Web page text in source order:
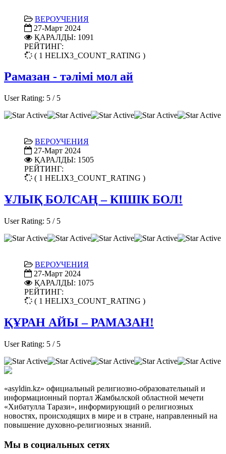
ВЕРОУЧЕНИЯ
27-Март 2024
ҚАРАЛДЫ: 1091
РЕЙТИНГ:
( 1 HELIX3_COUNT_RATING )
Рамазан - тәлімі мол ай
User Rating: 5 / 5
ВЕРОУЧЕНИЯ
27-Март 2024
ҚАРАЛДЫ: 1505
РЕЙТИНГ:
( 1 HELIX3_COUNT_RATING )
ҰЛЫҚ БОЛСАҢ – КІШІК БОЛ!
User Rating: 5 / 5
ВЕРОУЧЕНИЯ
27-Март 2024
ҚАРАЛДЫ: 1075
РЕЙТИНГ:
( 1 HELIX3_COUNT_RATING )
ҚҰРАН АЙЫ – РАМАЗАН!
User Rating: 5 / 5
«asyldin.kz» официальный религиозно-образовательный и
информационный портал Жамбылской областной мечети
«Хибатулла Тарази», информирующий о религиозных
новостях, происходящих в мире и в стране, направленный на
повышение духовно-религиозных знаний.
Мы в социальных сетях